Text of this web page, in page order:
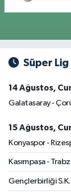
Süper
14 Ağustos,
Galatasaray -
15 Ağustos,
Konyaspor -
Kasımpaşa -
Gençlerbirliği